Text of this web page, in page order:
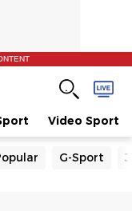
Video Sport
G-Sport